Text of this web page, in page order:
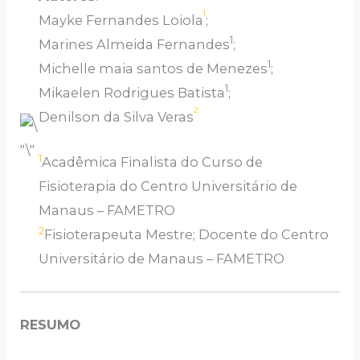
Mayke Fernandes Loiola 1;
Marines Almeida Fernandes1;
Michelle maia santos de Menezes1;
Mikaelen Rodrigues Batista1;
Denilson da Silva Veras2
1Acadêmica Finalista do Curso de
Fisioterapia do Centro Universitário de
Manaus – FAMETRO
2Fisioterapeuta Mestre; Docente do Centro
Universitário de Manaus – FAMETRO
RESUMO